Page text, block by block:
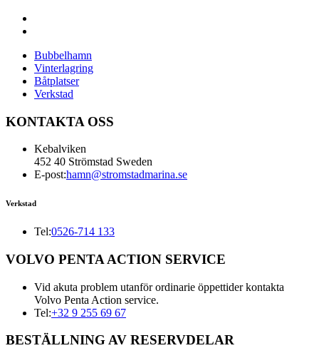
Bubbelhamn
Vinterlagring
Båtplatser
Verkstad
KONTAKTA OSS
Kebalviken
452 40 Strömstad Sweden
E-post:hamn@stromstadmarina.se
Verkstad
Tel:0526-714 133
VOLVO PENTA ACTION SERVICE
Vid akuta problem utanför ordinarie öppettider kontakta
Volvo Penta Action service.
Tel:+32 9 255 69 67
BESTÄLLNING AV RESERVDELAR